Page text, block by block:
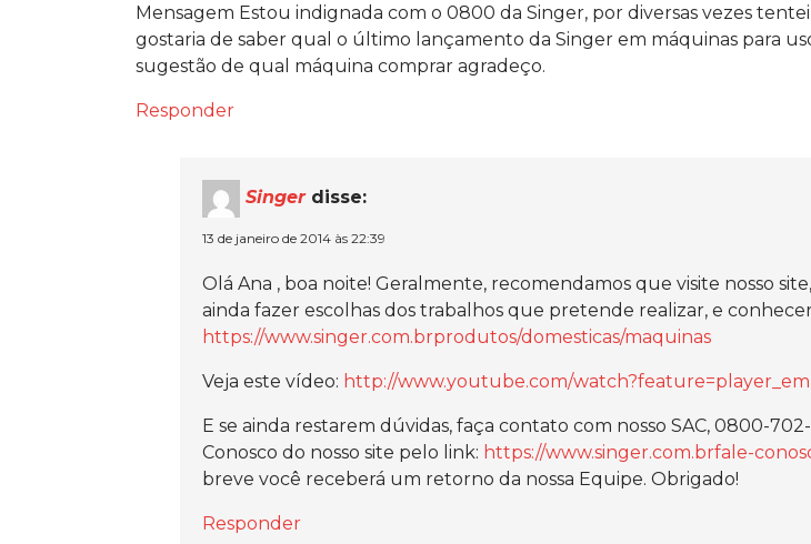
Mensagem Estou indignada com o 0800 da Singer, por diversas vezes
gostaria de saber qual o último lançamento da Singer em máquinas para
sugestão de qual máquina comprar agradeço.
Responder
Singer disse:
13 de janeiro de 2014 às 22:39
Olá Ana , boa noite! Geralmente, recomendamos que visite nosso
ainda fazer escolhas dos trabalhos que pretende realizar, e conhecer
https://www.singer.com.brprodutos/domesticas/maquinas
Veja este vídeo: http://www.youtube.com/
E se ainda restarem dúvidas, faça contato com nosso SAC, 0800-
Conosco do nosso site pelo link: https://www.singer.com.brfale-
breve você receberá um retorno da nossa Equipe. Obrigado!
Responder